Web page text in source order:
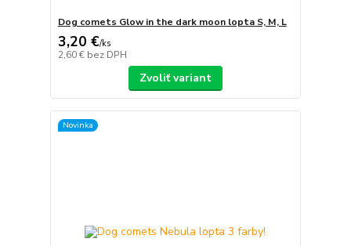
Dog comets Glow in the dark moon lopta S, M, L
3,20 €/ks
2,60 € bez DPH
Zvoliť variant
Novinka